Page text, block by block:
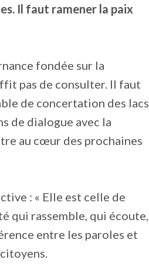
Il faut ramener la paix
fondée sur la
pas de consulter. Il faut
de concertation des lacs
de dialogue avec la
au cœur des prochaines
: « Elle est celle de
qui rassemble, qui écoute,
entre les paroles et